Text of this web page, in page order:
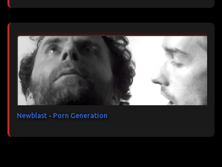
Newblast - Porn Generation